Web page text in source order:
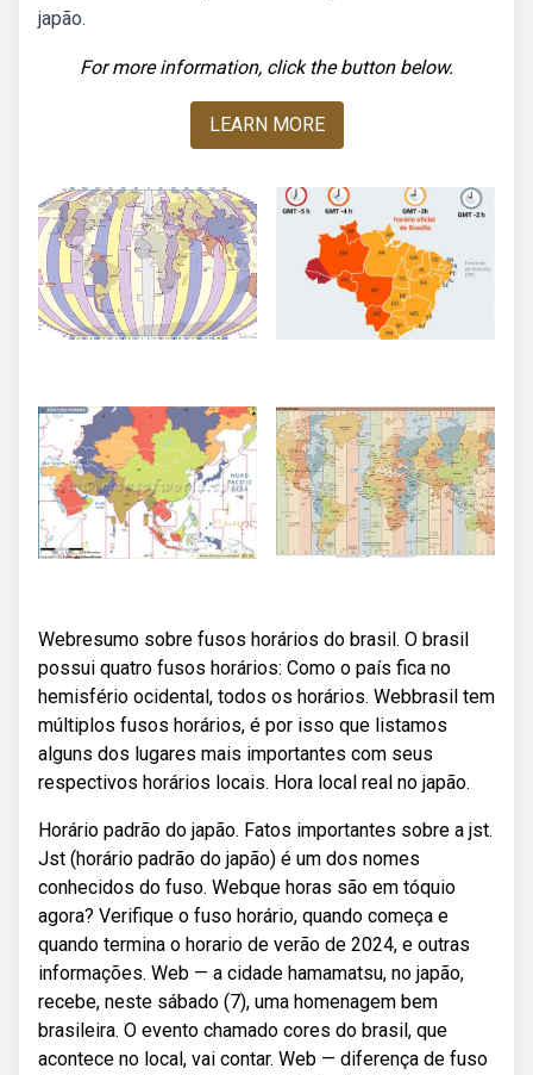
japão.
For more information, click the button below.
LEARN MORE
Webresumo sobre fusos horários do brasil. O brasil
possui quatro fusos horários: Como o país fica no
hemisfério ocidental, todos os horários. Webbrasil tem
múltiplos fusos horários, é por isso que listamos
alguns dos lugares mais importantes com seus
respectivos horários locais. Hora local real no japão.
Horário padrão do japão. Fatos importantes sobre a jst.
Jst (horário padrão do japão) é um dos nomes
conhecidos do fuso. Webque horas são em tóquio
agora? Verifique o fuso horário, quando começa e
quando termina o horario de verão de 2024, e outras
informações. Web — a cidade hamamatsu, no japão,
recebe, neste sábado (7), uma homenagem bem
brasileira. O evento chamado cores do brasil, que
acontece no local, vai contar. Web — diferença de fuso